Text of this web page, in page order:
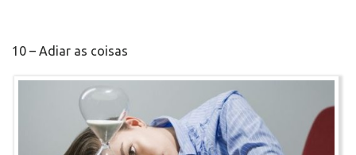
10 – Adiar as coisas